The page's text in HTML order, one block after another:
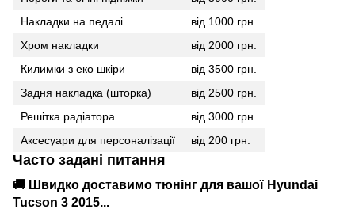
Накладки на педалі
від 1000 грн.
Хром накладки
від 2000 грн.
Килимки з еко шкіри
від 3500 грн.
Задня накладка (шторка)
від 2500 грн.
Решітка радіатора
від 3000 грн.
Аксесуари для персоналізації
від 200 грн.
Часто задані питання
🚚 Швидко доставимо тюнінг для вашої Hyundai
Tucson 3 2015...